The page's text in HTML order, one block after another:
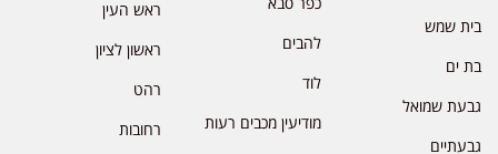
בית שמש
בת ים
גבעת שמואל
גבעתיים
להבים
לוד
מודיעין מכבים רעות
ראש העין
ראשון לציון
רהט
רחובות